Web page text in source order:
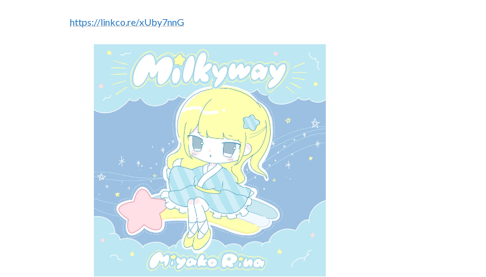
https://linkco.re/xUby7nnG